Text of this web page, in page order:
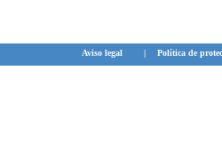
Aviso legal | Política de